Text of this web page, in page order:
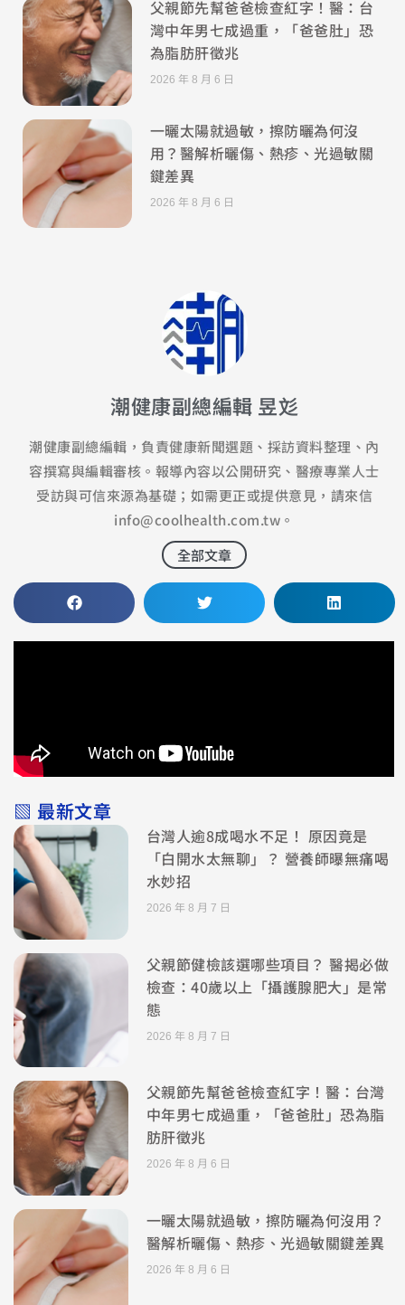
父親節先幫爸爸檢查紅字！醫：台
灣中年男七成過重，「爸爸肚」恐
為脂肪肝徵兆
2026 年 8 月 6 日
一曬太陽就過敏，擦防曬為何沒
用？醫解析曬傷、熱疹、光過敏關
鍵差異
2026 年 8 月 6 日
潮健康副總編輯 昱彣
潮健康副總編輯，負責健康新聞選題、採訪資料整理、內
容撰寫與編輯審核。報導內容以公開研究、醫療專業人士
受訪與可信來源為基礎；如需更正或提供意見，請來信
info@coolhealth.com.tw 。
全部文章
▧ 最新文章
台灣人逾8成喝水不足！ 原因竟是
「白開水太無聊」？ 營養師曝無痛喝
水妙招
2026 年 8 月 7 日
父親節健檢該選哪些項目？ 醫揭必做
檢查：40歲以上「攝護腺肥大」是常
態
2026 年 8 月 7 日
父親節先幫爸爸檢查紅字！醫：台灣
中年男七成過重，「爸爸肚」恐為脂
肪肝徵兆
2026 年 8 月 6 日
一曬太陽就過敏，擦防曬為何沒用？
醫解析曬傷、熱疹、光過敏關鍵差異
2026 年 8 月 6 日